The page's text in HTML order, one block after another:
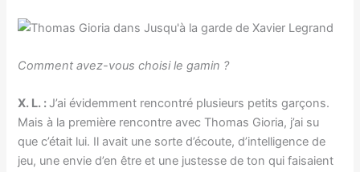
Comment avez-vous choisi le gamin ?
X. L. : J’ai évidemment rencontré plusieurs petits garçons.
Mais à la première rencontre avec Thomas Gioria, j’ai su
que c’était lui. Il avait une sorte d’écoute, d’intelligence de
jeu, une envie d’en être et une justesse de ton qui faisaient